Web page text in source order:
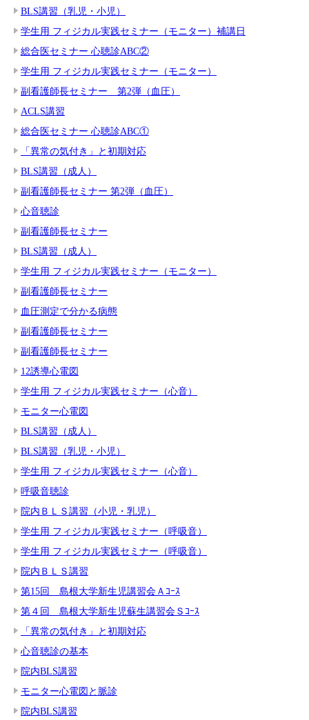
BLS講習（乳児・小児）
学生用 フィジカル実践セミナー（モニター）補講日
総合医セミナー 心聴診ABC②
学生用 フィジカル実践セミナー（モニター）
副看護師長セミナー 第2弾（血圧）
ACLS講習
総合医セミナー 心聴診ABC①
「異常の気付き」と初期対応
BLS講習（成人）
副看護師長セミナー 第2弾（血圧）
心音聴診
副看護師長セミナー
BLS講習（成人）
学生用 フィジカル実践セミナー（モニター）
副看護師長セミナー
血圧測定で分かる病態
副看護師長セミナー
副看護師長セミナー
12誘導心電図
学生用 フィジカル実践セミナー（心音）
モニター心電図
BLS講習（成人）
BLS講習（乳児・小児）
学生用 フィジカル実践セミナー（心音）
呼吸音聴診
院内ＢＬＳ講習（小児・乳児）
学生用 フィジカル実践セミナー（呼吸音）
学生用 フィジカル実践セミナー（呼吸音）
院内ＢＬＳ講習
第15回 島根大学新生児講習会Ａｺｰｽ
第４回 島根大学新生児蘇生講習会Ｓｺｰｽ
「異常の気付き」と初期対応
心音聴診の基本
院内BLS講習
モニター心電図と脈診
院内BLS講習